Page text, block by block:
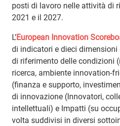
posti di lavoro nelle attività di
2021 e il 2027.
L’European Innovation
di indicatori e dieci dimensioni
di riferimento delle condizioni
ricerca, ambiente innovation-
(finanza e supporto,
di innovazione (Innovatori,
intellettuali) e Impatti (su
volta suddivisi in diversi